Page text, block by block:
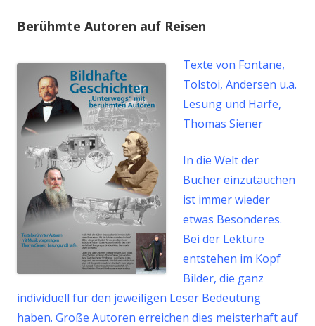
Berühmte Autoren auf Reisen
Texte von Fontane,
Tolstoi, Andersen u.a.
Lesung und Harfe,
Thomas Siener
In die Welt der
Bücher einzutauchen
ist immer wieder
etwas Besonderes.
Bei der Lektüre
entstehen im Kopf
Bilder, die ganz
individuell für den jeweiligen Leser Bedeutung
haben. Große Autoren erreichen dies meisterhaft auf